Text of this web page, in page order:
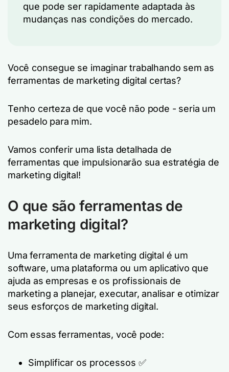
que pode ser rapidamente adaptada às
mudanças nas condições do mercado.
Você consegue se imaginar trabalhando sem as
ferramentas de marketing digital certas?
Tenho certeza de que você não pode - seria um
pesadelo para mim.
Vamos conferir uma lista detalhada de
ferramentas que impulsionarão sua estratégia de
marketing digital!
O que são ferramentas de
marketing digital?
Uma ferramenta de marketing digital é um
software, uma plataforma ou um aplicativo que
ajuda as empresas e os profissionais de
marketing a planejar, executar, analisar e otimizar
seus esforços de marketing digital.
Com essas ferramentas, você pode:
Simplificar os processos ✅